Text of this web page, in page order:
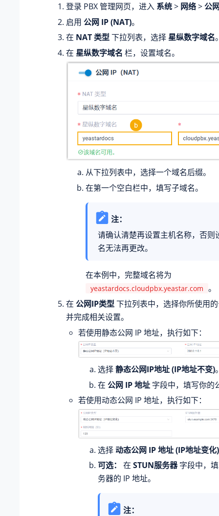
登录 PBX 管理网页，进入 系统> 网络>公
启用 公网 IP (NAT)。
在 NAT 类型下拉列表，选择星纵数字域名
在 星纵数字域名 栏，设置域名。
从下拉列表中，选择一个域名后缀。
在第一个空白栏中，填写子域名。
注：
请确认清楚再设置主机名称，否则
名无法再更改。
在本例中，完整域名将为
yeastardocs.cloudpbx.yeastar.com 。
在 公网IP类型下拉列表中，选择你所使用
并完成相关设置。
若使用静态公网 IP 地址，执行如下：
选择静态公网IP地址 (IP地址不变)
在 公网 IP 地址 字段中，填写你的
若使用动态公网 IP 地址，执行如下：
选择动态公网 IP 地址 (IP地址变化)
可选：
在 STUN服务器字段中，
务器的 IP 地址。
注：